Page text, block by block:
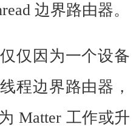
边界路由器。
仅因为一个设备
程边界路由器，
Matter 工作或升